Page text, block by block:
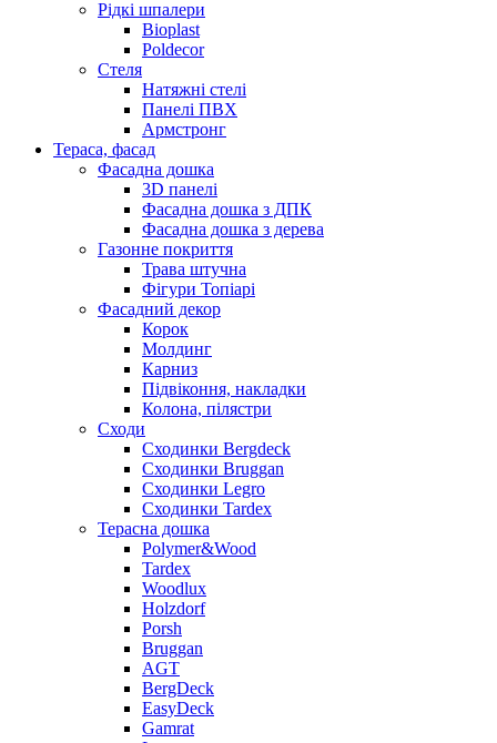
Рідкі шпалери
Bioplast
Poldecor
Стеля
Натяжні стелі
Панелі ПВХ
Армстронг
Тераса, фасад
Фасадна дошка
3D панелі
Фасадна дошка з ДПК
Фасадна дошка з дерева
Газонне покриття
Трава штучна
Фігури Топіарі
Фасадний декор
Корок
Молдинг
Карниз
Підвіконня, накладки
Колона, пілястри
Сходи
Сходинки Bergdeck
Сходинки Bruggan
Сходинки Legro
Сходинки Tardex
Терасна дошка
Polymer&Wood
Tardex
Woodlux
Holzdorf
Porsh
Bruggan
AGT
BergDeck
EasyDeck
Gamrat